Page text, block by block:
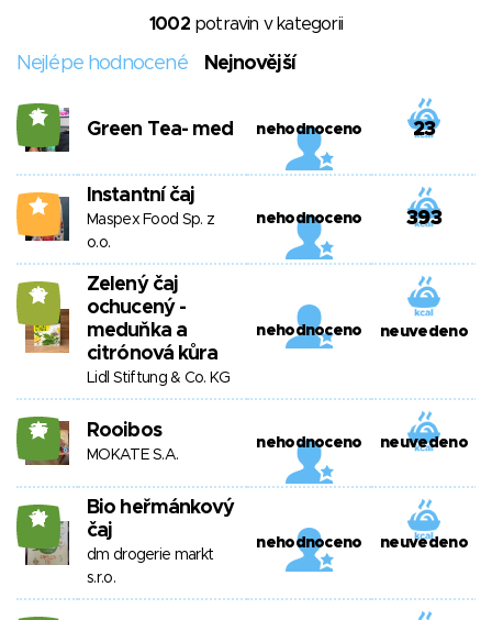
1002potravin v kategorii
Nejlépe hodnocené Nejnovější
15
Green Tea- med nehodnoceno 23
4 Instantní čaj
Maspex Food Sp. z
o.o.
nehodnoceno 393
12
Zelený čaj
ochucený -
meduňka a
citrónová kůra
Lidl Stiftung & Co. KG
nehodnoceno neuvedeno
25 Rooibos
MOKATE S.A.
nehodnoceno neuvedeno
21
Bio heřmánkový
čaj
dm drogerie markt
s.r.o.
nehodnoceno neuvedeno